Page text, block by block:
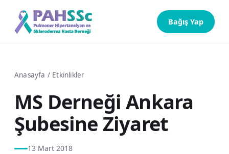
Bağış Yap
Anasayfa / Etkinlikler
MS Derneği Ankara
Şubesine Ziyaret
13 Mart 2018